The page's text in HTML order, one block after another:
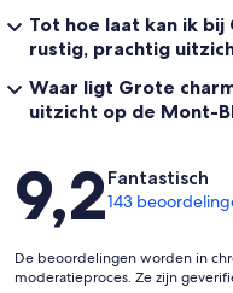
Tot hoe laat kan ik
rustig, prachtig
Waar ligt Grote
uitzicht op de Mont-
Beoordelingen
9,2Fantastisch
143
De beoordelingen worden in
moderatieproces. Ze zijn